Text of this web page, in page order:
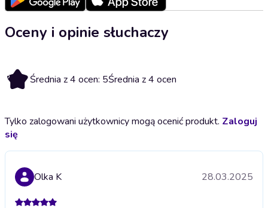
Oceny i opinie słuchaczy
5 Średnia z 4 ocen: 5Średnia z 4 ocen
Tylko zalogowani użytkownicy mogą ocenić produkt. Zaloguj
się
Olka K 28.03.2025